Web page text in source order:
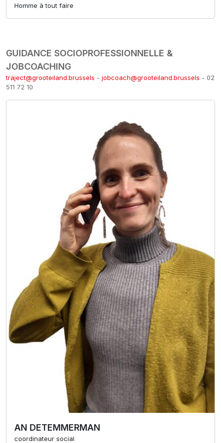
Homme à tout faire
GUIDANCE SOCIOPROFESSIONNELLE &
JOBCOACHING
traject@grooteiland.brussels - jobcoach@grooteiland.brussels - 02
511 72 10
AN DETEMMERMAN
coordinateur social